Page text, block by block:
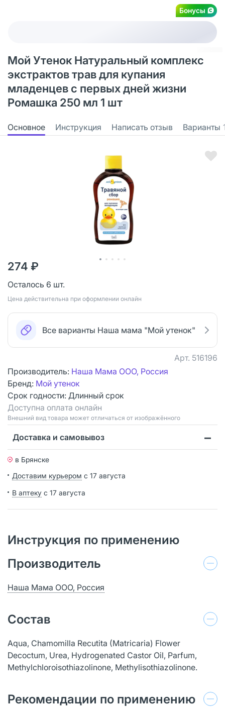
Бонусы
Мой Утенок Натуральный комплекс
экстрактов трав для купания
младенцев с первых дней жизни
Ромашка 250 мл 1 шт
Основное Инструкция Написать отзыв Варианты
274 ₽
Осталось 6 шт.
Цена действительна при оформлении онлайн
Все варианты Наша мама "Мой утенок"
Арт. 516196
Производитель: Наша Мама ООО, Россия
Бренд: Мой утенок
Срок годности: Длинный срок
Доступна оплата онлайн
Bнешний вид товара может отличаться от изображённого
Доставка и самовывоз
в Брянске
Доставим курьером с 17 августа
В аптеку с 17 августа
Инструкция по применению
Производитель
Наша Мама ООО, Россия
Состав
Aqua, Chamomilla Recutita (Matricaria) Flower
Decoctum, Urea, Hydrogenated Castor Oil, Parfum,
Methylchloroisothiazolinone, Methylisothiazolinone.
Рекомендации по применению